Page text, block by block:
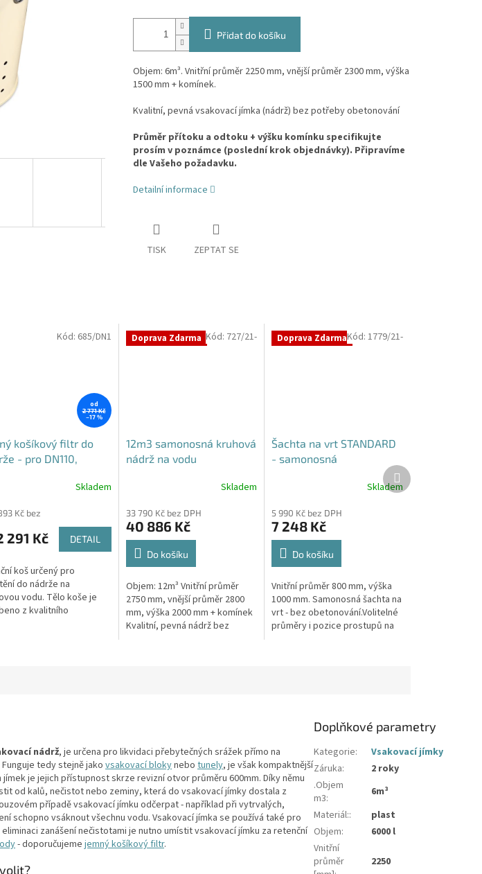
Přidat do košíku
Objem: 6m³. Vnitřní průměr 2250 mm, vnější průměr 2300 mm, výška
1500 mm + komínek.
Kvalitní, pevná vsakovací jímka (nádrž) bez potřeby obetonování
Průměr přítoku a odtoku + výšku komínku specifikujte
prosím v poznámce (poslední krok objednávky). Připravíme
dle Vašeho požadavku.
Detailní informace
TISK ZEPTAT SE
od
2 771 Kč
–17 %
košíkový filtr do
- pro DN110,
Skladem
Kč bez
291 Kč DETAIL
koš určený pro
do nádrže na
vodu. Tělo koše je
z kvalitního
Kód: 685/DN1 Doprava Zdarma
12m3 samonosná kruhová
nádrž na vodu
Skladem
33 790 Kč bez DPH
40 886 Kč
Do košíku
Objem: 12m³ Vnitřní průměr
2750 mm, vnější průměr 2800
mm, výška 2000 mm + komínek
Kvalitní, pevná nádrž bez
Kód: 727/21- Doprava Zdarma
Šachta na vrt STANDARD
- samonosná
produktu
je
4,3
5
hvězdiček.
Skladem
5 990 Kč bez DPH
7 248 Kč
Do košíku
Vnitřní průměr 800 mm, výška
1000 mm. Samonosná šachta na
vrt - bez obetonování.Volitelné
průměry i pozice prostupů na
Kód: 1779/21-
Další
produkt
nádrž, je určena pro likvidaci přebytečných srážek přímo na
tedy stejně jakovsakovací blokynebo tunely, je však kompaktnější
je jejich přístupnost skrze revizní otvor průměru 600mm. Díky němu
od kalů, nečistot nebo zeminy, která do vsakovací jímky dostala z
případě vsakovací jímku odčerpat - například při vytrvalých,
schopno vsáknout všechnu vodu. Vsakovací jímka se používá také pro
eliminaci zanášení nečistotami je nutno umístit vsakovací jímku za retenční
- doporučujeme jemný košíkový filtr.
Doplňkové parametry
Kategorie:
Vsakovací jímky
Záruka:
2 roky
.Objem
m3:
6m³
Materiál::
plast
Objem:
6000 l
Vnitřní
průměr
2250